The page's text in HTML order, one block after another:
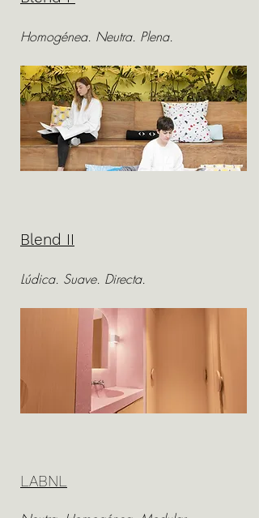
Homogénea. Neutra. Plena.
Blend II
Lúdica. Suave. Directa.
LABNL